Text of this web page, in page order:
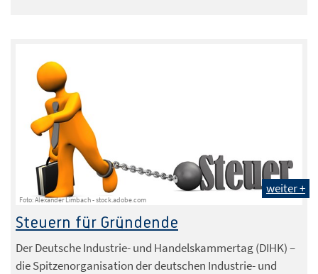
Foto: Alexander Limbach - stock.adobe.com
weiter +
Steuern für Gründende
Der Deutsche Industrie- und Handelskammertag (DIHK) –
die Spitzenorganisation der deutschen Industrie- und